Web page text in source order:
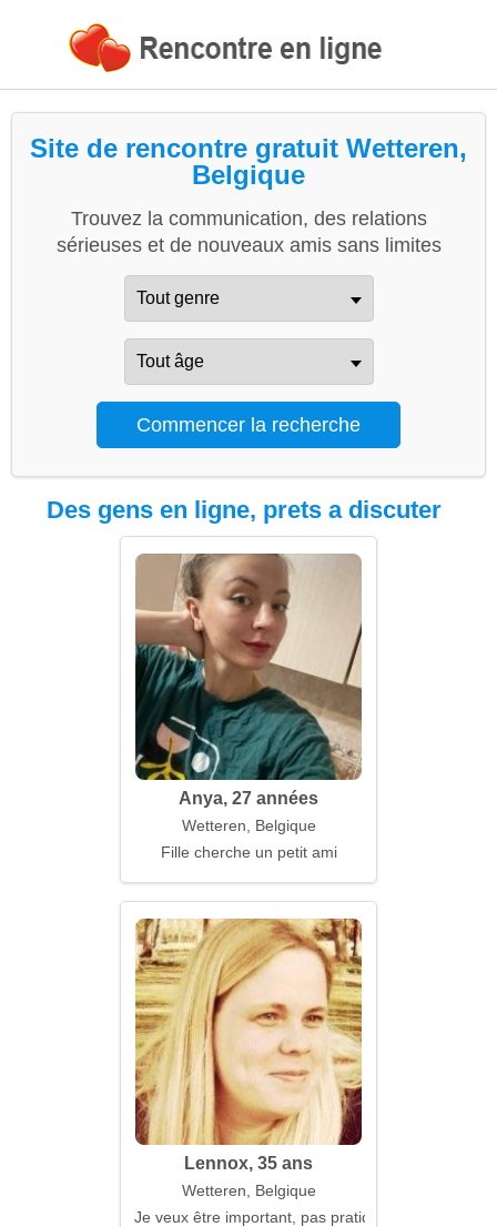
Site de rencontre gratuit Wetteren,
Belgique
Trouvez la communication, des relations
sérieuses et de nouveaux amis sans limites
Des gens en ligne, prets a discuter
Anya, 27 années
Wetteren, Belgique
Fille cherche un petit ami
Lennox, 35 ans
Wetteren, Belgique
Je veux être important, pas pratique